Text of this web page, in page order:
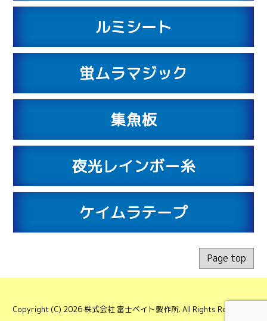
ルミシート
蛍ムラマジック
集魚板
夜光レインボー糸
ケイムラテープ
Page top
Copyright (C) 2026 株式会社 富士ベイト製作所. All Rights Reserved.